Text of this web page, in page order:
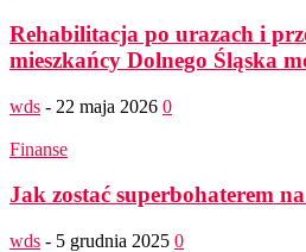
Rehabilitacja po urazach i
mieszkańcy Dolnego Śląska
wds - 22 maja 2026 0
Finanse
Jak zostać superbohaterem
wds - 5 grudnia 2025 0